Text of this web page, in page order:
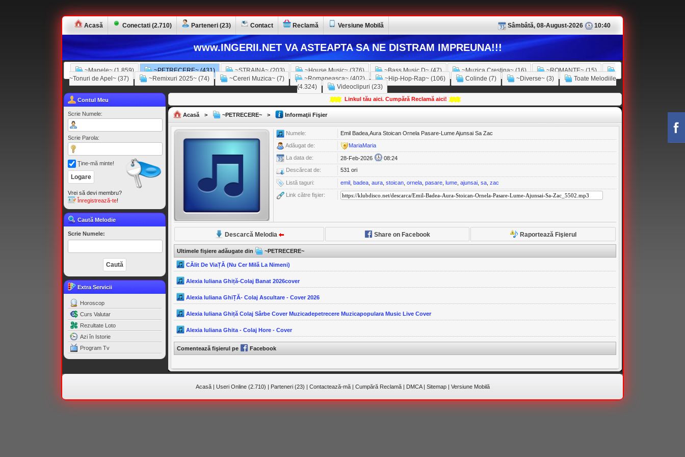
Acasă Conectati (2.710) Parteneri (23) Contact Reclamă Versiune Mobilă Sâmbâtă, 08-August-2026 10:40
www.INGERII.NET VA ASTEAPTA SA NE DISTRAM IMPREUNA!!!
~Manele~ (1.859) ~PETRECERE~ (431) ~STRAINA~ (203) ~House Music~ (376) ~Bass Music D~ (47) ~Muzica Crestina~ (16)
~ROMANTE~ (15)
~Tonuri de Apel~ (37)
~Remixuri 2025~ (74) ~Cereri Muzica~ (7) ~Romaneasca~ (402) ~Hip-Hop-Rap~ (106) Colinde (7) ~Diverse~ (3)
Toate Melodiile
(4.324)
Videoclipuri (23)
Contul Meu
Scrie Numele:
Scrie Parola:
Ţine-mă minte!
Vrei să devi membru?
Înregistrează-te!
Caută Melodie
Scrie Numele:
Extra Servicii
Horoscop
Curs Valutar
Rezultate Loto
Azi în Istorie
Program Tv
Linkul tău aici. Cumpără Reclamă aici!
Acasă > ~PETRECERE~ > Informaţii Fişier
Numele: Emil Badea,Aura Stoican Ornela Pasare-Lume Ajunsai Sa Zac
Adăugat de: MariaMaria
La data de: 28-Feb-2026
08:24
Descărcat de:
531 ori
Listă taguri: emil badea aura stoican ornela pasare lume ajunsai sa zac
Link către fişier:
Descarcă Melodia Share on Facebook Raportează Fişierul
Ultimele fişiere adăugate din ~PETRECERE~
CĂlit De ViaȚĂ (Nu Cer Milă La Nimeni)
Alexia Iuliana Ghiță-Colaj Banat 2026cover
Alexia Iuliana GhiȚĂ- Colaj Ascultare - Cover 2026
Alexia Iuliana Ghiță Colaj Sârbe Cover Muzicadepetrecere Muzicapopulara Music Live Cover
Alexia Iuliana Ghita - Colaj Hore - Cover
Comentează fişierul pe Facebook
Acasă| Useri Online (2.710) | Parteneri (23) | Contactează-mă| Cumpără Reclamă| DMCA| Sitemap| Versiune Mobilă